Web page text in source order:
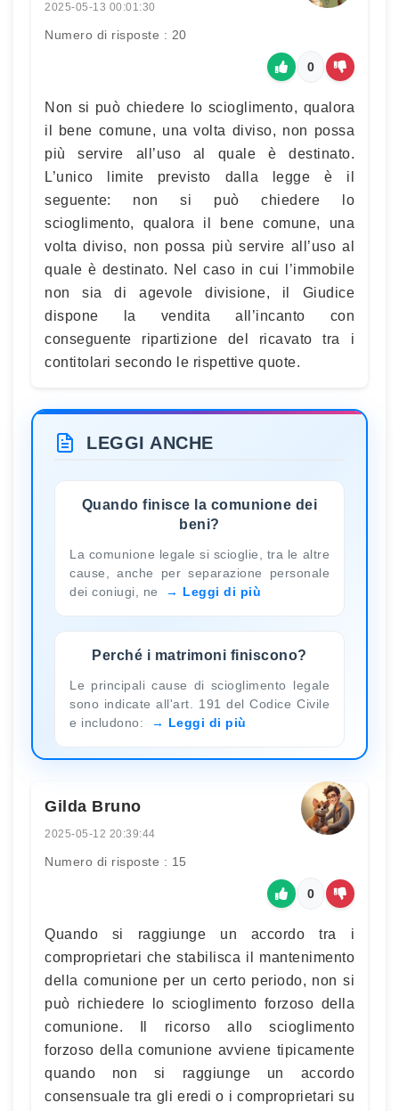
2025-05-13 00:01:30
Numero di risposte : 20
0
Non si può chiedere lo scioglimento, qualora
il bene comune, una volta diviso, non possa
più servire all’uso al quale è destinato.
L’unico limite previsto dalla legge è il
seguente: non si può chiedere lo
scioglimento, qualora il bene comune, una
volta diviso, non possa più servire all’uso al
quale è destinato. Nel caso in cui l’immobile
non sia di agevole divisione, il Giudice
dispone la vendita all’incanto con
conseguente ripartizione del ricavato tra i
contitolari secondo le rispettive quote.
LEGGI ANCHE
Quando finisce la comunione dei
beni?
La comunione legale si scioglie, tra le altre
cause, anche per separazione personale
dei coniugi, ne
Leggi di più
Perché i matrimoni finiscono?
Le principali cause di scioglimento legale
sono indicate all'art. 191 del Codice Civile
e includono:
Leggi di più
Gilda Bruno
2025-05-12 20:39:44
Numero di risposte : 15
0
Quando si raggiunge un accordo tra i
comproprietari che stabilisca il mantenimento
della comunione per un certo periodo, non si
può richiedere lo scioglimento forzoso della
comunione. Il ricorso allo scioglimento
forzoso della comunione avviene tipicamente
quando non si raggiunge un accordo
consensuale tra gli eredi o i comproprietari su